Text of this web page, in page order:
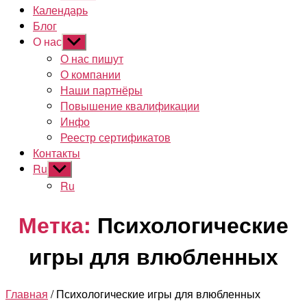
Календарь
Блог
О нас Показывать
подменю
О нас пишут
О компании
Наши партнёры
Повышение квалификации
Инфо
Реестр сертификатов
Контакты
Ru Показывать
подменю
Ru
Метка: Психологические
игры для влюбленных
Главная / Психологические игры для влюбленных